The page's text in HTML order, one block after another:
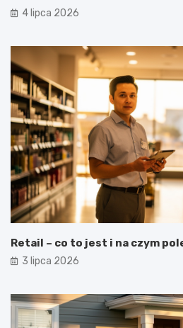
4 lipca 2026
Retail – co to jest i na czym
3 lipca 2026